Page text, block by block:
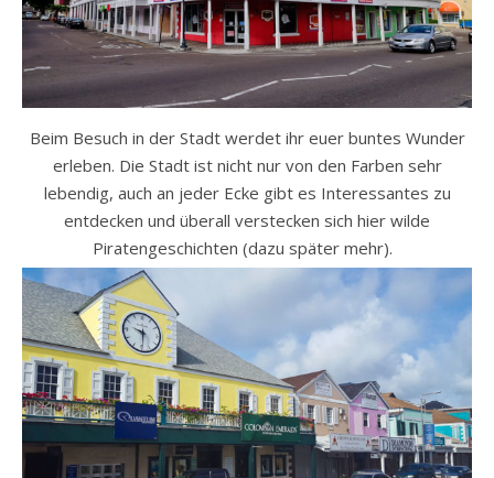
Beim Besuch in der Stadt werdet ihr euer buntes Wunder
erleben. Die Stadt ist nicht nur von den Farben sehr
lebendig, auch an jeder Ecke gibt es Interessantes zu
entdecken und überall verstecken sich hier wilde
Piratengeschichten (dazu später mehr).